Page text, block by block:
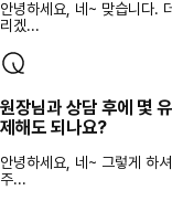
안녕하세요, 네~ 맞습니다.
리겠...
원장님과 상담 후에 몇
제해도 되나요?
안녕하세요, 네~ 그렇게 하
주...